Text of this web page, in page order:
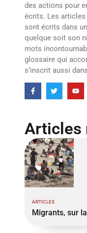
des actions pour
écrits. Les
sont écrits dans
quelque soit son
mots
glossaire qui
s’inscrit aussi
Articles
ARTICLES
Migrants, sur